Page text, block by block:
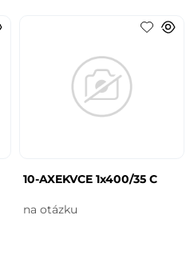
10-AXEKVCE 1x400/35 C
na otázku